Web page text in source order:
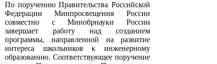
По поручению Правительства Российской
Федерации Минпросвещения России
совместно с Минобрнауки России
завершает работу над созданием
программы, направленной на развитие
интереса школьников к инженерному
образованию. Соответствующее поручение